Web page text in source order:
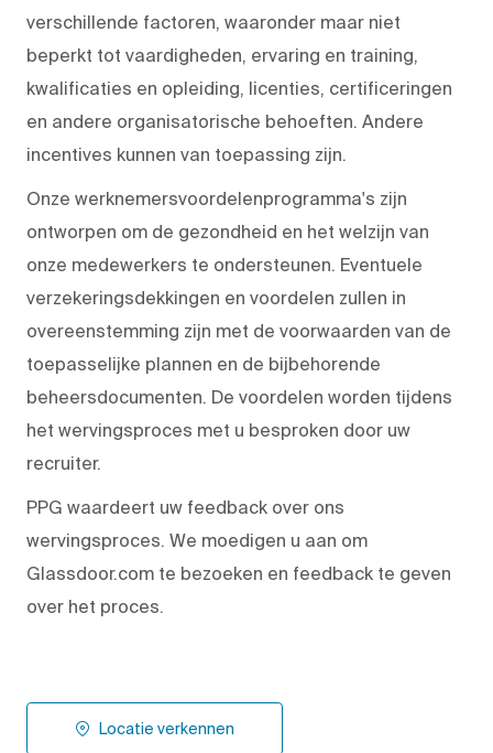
verschillende factoren, waaronder maar niet
beperkt tot vaardigheden, ervaring en training,
kwalificaties en opleiding, licenties, certificeringen
en andere organisatorische behoeften. Andere
incentives kunnen van toepassing zijn.
Onze werknemersvoordelenprogramma's zijn
ontworpen om de gezondheid en het welzijn van
onze medewerkers te ondersteunen. Eventuele
verzekeringsdekkingen en voordelen zullen in
overeenstemming zijn met de voorwaarden van de
toepasselijke plannen en de bijbehorende
beheersdocumenten. De voordelen worden tijdens
het wervingsproces met u besproken door uw
recruiter.
PPG waardeert uw feedback over ons
wervingsproces. We moedigen u aan om
Glassdoor.com te bezoeken en feedback te geven
over het proces.
Locatie verkennen